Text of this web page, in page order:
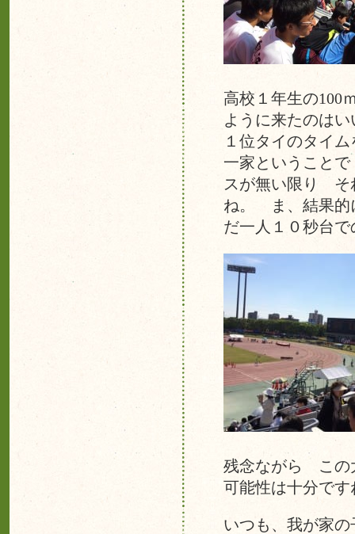
高校１年生の100
ように来たのは
１位タイのタイ
一家ということ
スが無い限り そ
ね。 ま、結果
だ一人１０秒台で
残念ながら この
可能性は十分です
いつも、我が家